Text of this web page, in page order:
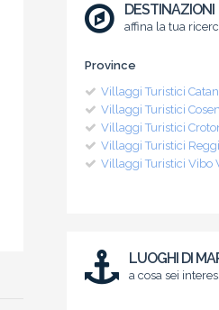
DESTINAZIONI
affina la tua
Province
Villaggi Turistici
Villaggi Turistici
Villaggi Turistici
Villaggi Turistici
Villaggi Turistici Vibo
LUOGHI DI
a cosa sei